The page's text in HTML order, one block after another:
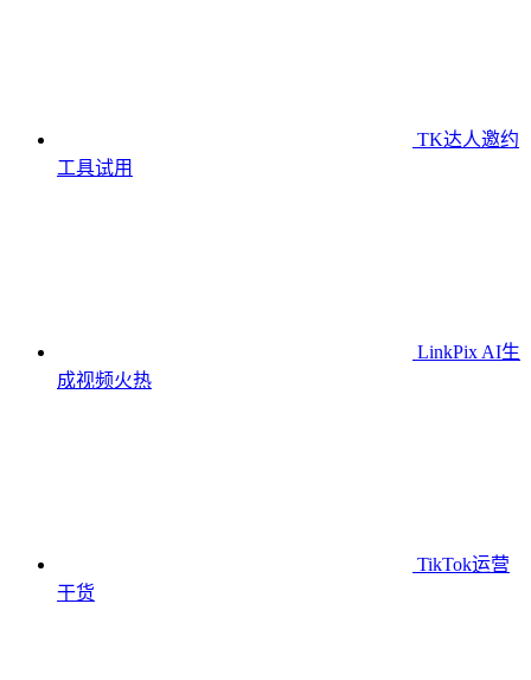
TK达人邀约
工具试用
LinkPix AI生
成视频火热
TikTok运营
干货